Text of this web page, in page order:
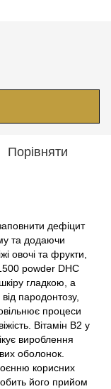
Порівняти
дефіцит
та додаючи
овочі та фрукти,
powder DHC
гладкою, а
пародонтозу,
процеси
Вітамін В2 у
вироблення
оболонок.
корисних
його прийом